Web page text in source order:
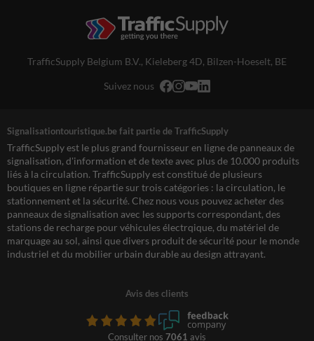
TrafficSupply Belgium B.V., Kieleberg 4D, Bilzen-Hoeselt, BE
Suivez nous
Signalisationtouristique.be fait partie de TrafficSupply
TrafficSupply est le plus grand fournisseur en ligne de panneaux de
signalisation, d'information et de texte avec plus de 10.000 produits
liés à la circulation. TrafficSupply est constitué de plusieurs
boutiques en ligne répartie sur trois catégories : la circulation, le
stationnement et la sécurité. Chez nous vous pouvez acheter des
panneaux de signalisation avec les supports correspondant, des
stations de recharge pour véhicules électrqique, du matériel de
marquage au sol, ainsi que divers produit de sécurité pour le monde
industriel et du mobilier urbain durable au design attrayant.
Avis des clients
Consulter nos 7061 avis